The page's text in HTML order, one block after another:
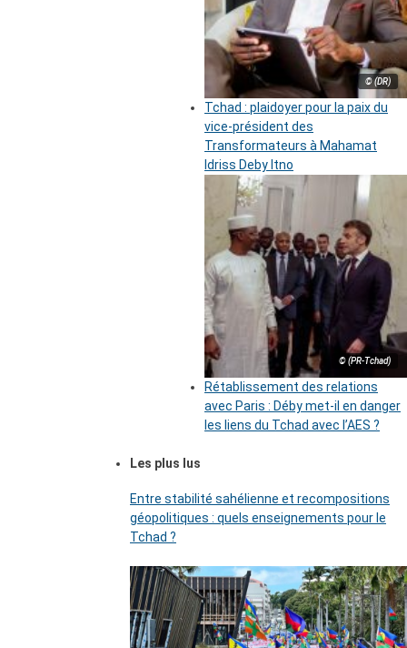
© (DR)
Tchad : plaidoyer pour la paix du
vice-président des
Transformateurs à Mahamat
Idriss Deby Itno
© (PR-Tchad)
Rétablissement des relations
avec Paris : Déby met-il en danger
les liens du Tchad avec l’AES ?
Les plus lus
Entre stabilité sahélienne et recompositions
géopolitiques : quels enseignements pour le
Tchad ?